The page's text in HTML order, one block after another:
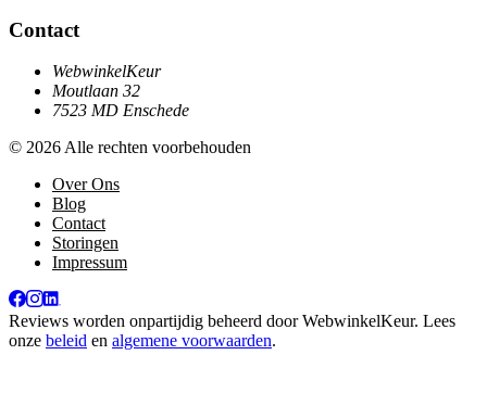
Contact
WebwinkelKeur
Moutlaan 32
7523 MD Enschede
© 2026 Alle rechten voorbehouden
Over Ons
Blog
Contact
Storingen
Impressum
Reviews worden onpartijdig beheerd doorWebwinkelKeur. Lees
onze beleid en algemene voorwaarden.